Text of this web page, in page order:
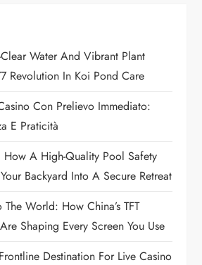
Water And Vibrant Plant
Revolution In Koi Pond Care
Con Prelievo Immediato:
E Praticità
How A High-Quality Pool Safety
Backyard Into A Secure Retreat
The World: How China’s TFT
Shaping Every Screen You Use
Destination For Live Casino